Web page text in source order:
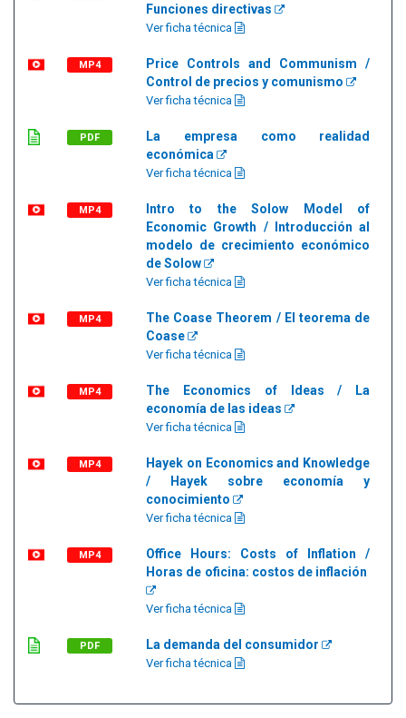
Funciones directivas
Ver ficha técnica
MP4
Price Controls and Communism /
Control de precios y comunismo
Ver ficha técnica
PDF
La empresa como realidad
económica
Ver ficha técnica
MP4
Intro to the Solow Model of
Economic Growth / Introducción al
modelo de crecimiento económico
de Solow
Ver ficha técnica
MP4
The Coase Theorem / El teorema de
Coase
Ver ficha técnica
MP4
The Economics of Ideas / La
economía de las ideas
Ver ficha técnica
MP4
Hayek on Economics and Knowledge
/ Hayek sobre economía y
conocimiento
Ver ficha técnica
MP4
Office Hours: Costs of Inflation /
Horas de oficina: costos de inflación
Ver ficha técnica
PDF La demanda del consumidor
Ver ficha técnica